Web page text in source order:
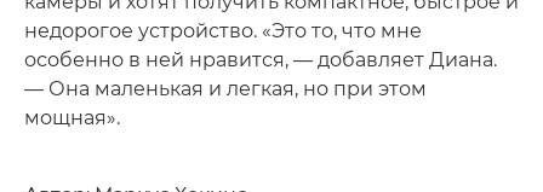
недорогое устройство. «Это то, что мне
особенно в ней нравится, — добавляет Диана.
— Она маленькая и легкая, но при этом
мощная».